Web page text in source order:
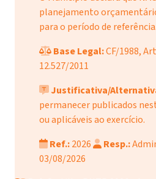
planejamento
para o período de referência.
Base Legal:CF/1988,
12.527/2011
Justificativa/
permanecer publicados
ou aplicáveis ao exercício.
Ref.:2026 Resp.:
03/08/2026